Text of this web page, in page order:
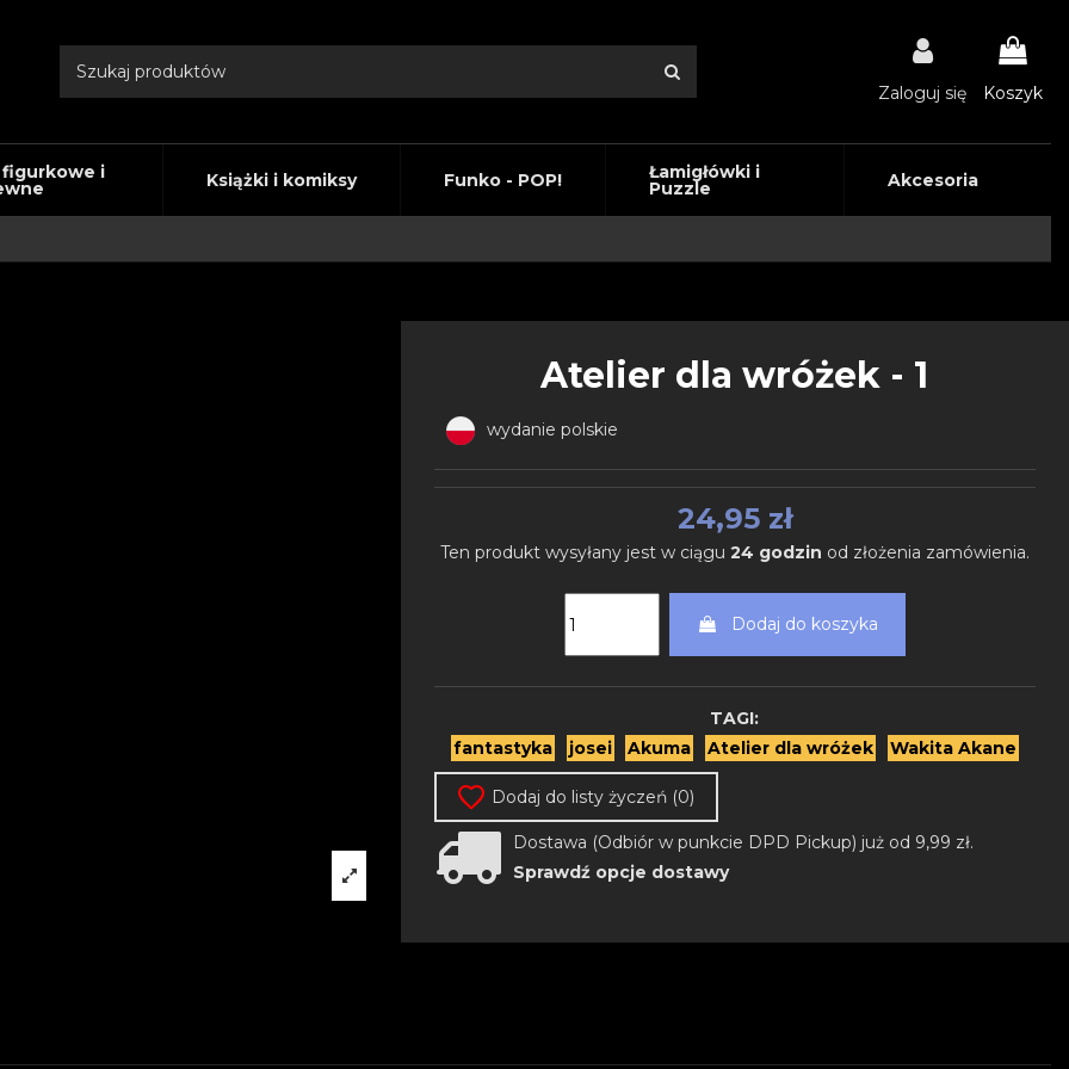
Zaloguj się Koszyk
figurkowe i Książki i komiksy Funko - POP! Łamigłówki i
Puzzle Akcesoria
Atelier dla wróżek - 1
wydanie polskie
24,95 zł
Ten produkt wysyłany jest w ciągu 24 godzin od złożenia zamówienia.
Dodaj do koszyka
TAGI:
fantastyka
josei Akuma Atelier dla wróżek Wakita Akane
Dodaj do listy życzeń (0)
Dostawa (Odbiór w punkcie DPD Pickup) już od 9,99 zł.
Sprawdź opcje dostawy